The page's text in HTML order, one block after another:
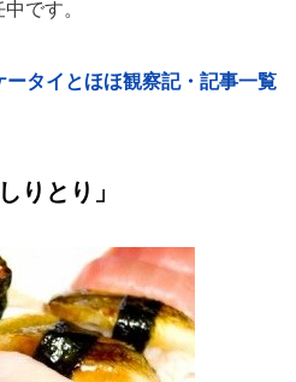
です。
ータイとほほ観察記・記事一覧
りとり」